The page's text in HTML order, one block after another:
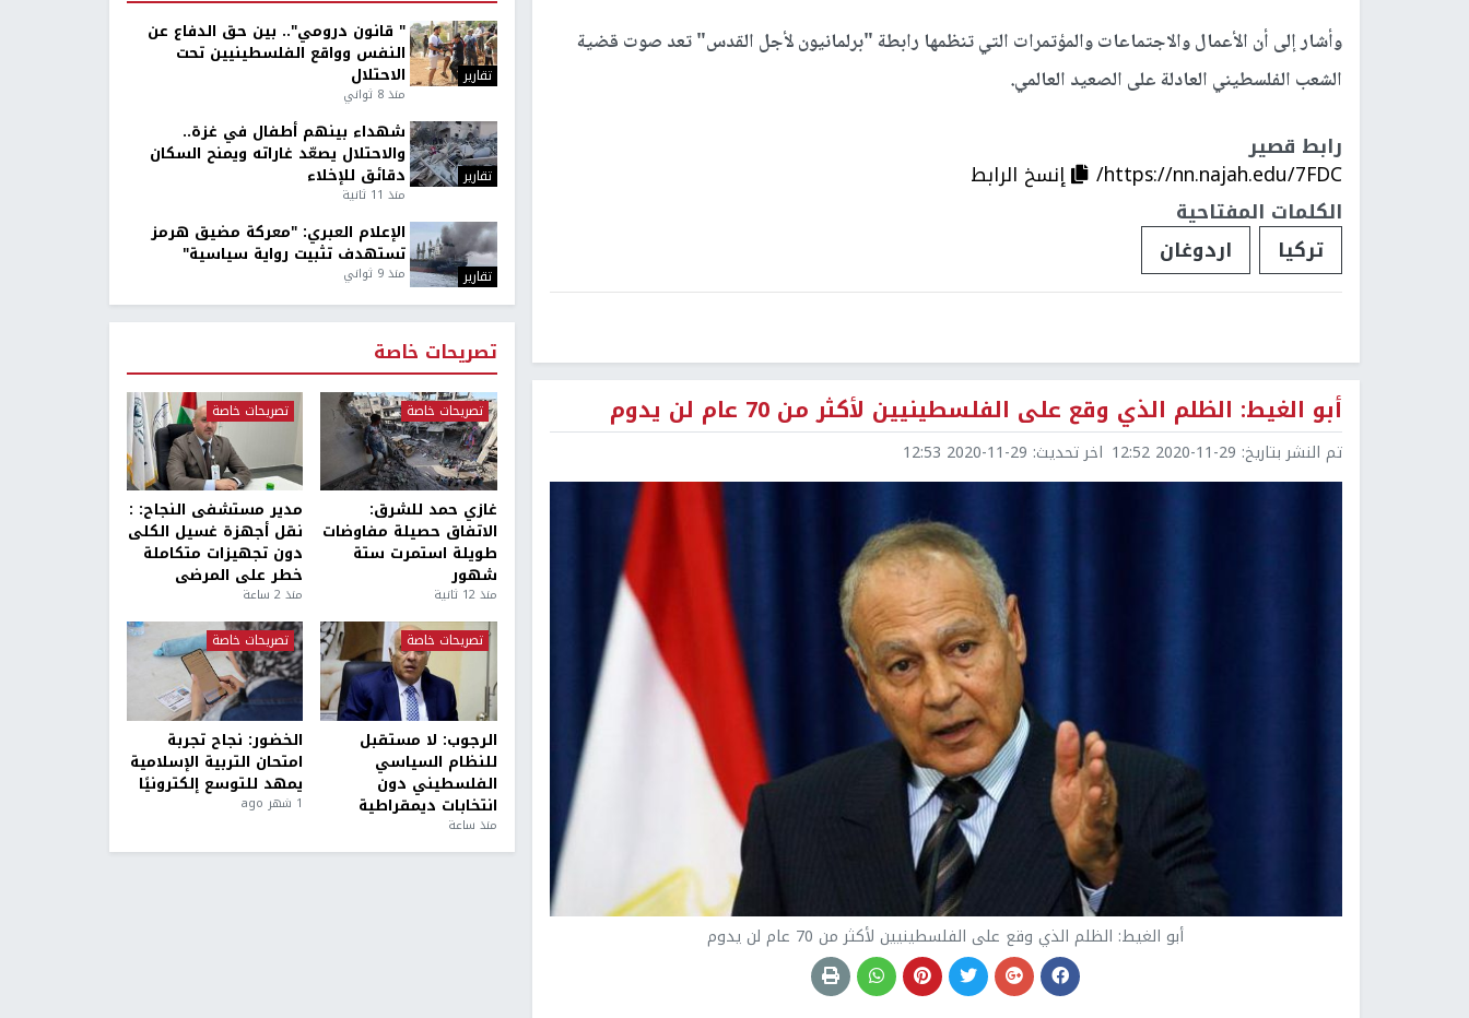
وأشار إلى أن الأعمال والاجتماعات والمؤتمرات التي تنظمها رابطة "برلمانيون لأجل القدس" تعد صوت قضية
الشعب الفلسطيني العادلة على الصعيد العالمي.
رابط قصير
https://nn.najah.edu/7FDC/
إنسخ الرابط
الكلمات المفتاحية
تركيا
اردوغان
أبو الغيط: الظلم الذي وقع على الفلسطينيين لأكثر من 70 عام لن يدوم
تم النشر بتاريخ: 2020-11-29 12:52 اخر تحديث: 2020-11-29 12:53
أبو الغيط: الظلم الذي وقع على الفلسطينيين لأكثر من 70 عام لن يدوم
تقارير
" قانون درومي".. بين حق الدفاع عن
النفس وواقع الفلسطينيين تحت
الاحتلال
منذ 8 ثواني
تقارير
شهداء بينهم أطفال في غزة..
والاحتلال يصعّد غاراته ويمنح السكان
دقائق للإخلاء
منذ 11 ثانية
تقارير
الإعلام العبري: "معركة مضيق هرمز
تستهدف تثبيت رواية سياسية"
منذ 9 ثواني
تصريحات خاصة
تصريحات خاصة
غازي حمد للشرق:
الاتفاق حصيلة مفاوضات
طويلة استمرت ستة
شهور
منذ 12 ثانية
تصريحات خاصة
مدير مستشفى النجاح: :
نقل أجهزة غسيل الكلى
دون تجهيزات متكاملة
خطر على المرضى
منذ 2 ساعة
تصريحات خاصة
الرجوب: لا مستقبل
للنظام السياسي
الفلسطيني دون
انتخابات ديمقراطية
منذ ساعة
تصريحات خاصة
الخضور: نجاح تجربة
امتحان التربية الإسلامية
يمهد للتوسع إلكترونيًا
1 شهر ago